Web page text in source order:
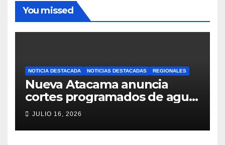
You missed
NOTICIA DESTACADA NOTICIAS DESTACADAS REGIONALES
Nueva Atacama anuncia
cortes programados de agua
potable en Copiapó y
Caldera: revisa fechas,
horarios y sectores
JULIO 16, 2026